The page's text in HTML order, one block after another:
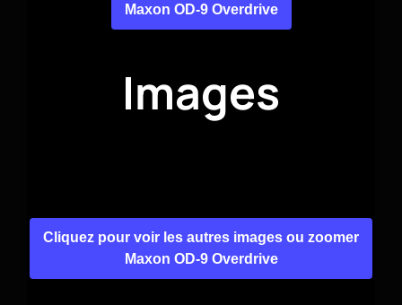
Maxon OD-9 Overdrive
Images
Cliquez pour voir les autres images ou zoomer
Maxon OD-9 Overdrive